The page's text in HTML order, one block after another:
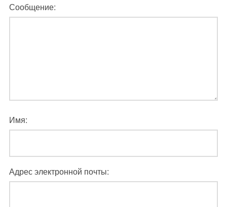
Сообщение:
Имя:
Адрес электронной почты: